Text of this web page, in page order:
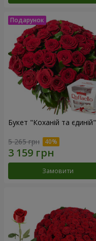
Букет "Коханій та єдиній"
5 265 грн
Замовити